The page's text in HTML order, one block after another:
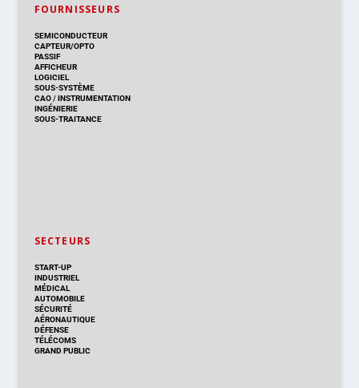
FOURNISSEURS
SEMICONDUCTEUR
CAPTEUR/OPTO
PASSIF
AFFICHEUR
LOGICIEL
SOUS-SYSTÈME
CAO/INSTRUMENTATION
INGÉNIERIE
SOUS-TRAITANCE
SECTEURS
START-UP
INDUSTRIEL
MÉDICAL
AUTOMOBILE
SÉCURITÉ
AÉRONAUTIQUE
DÉFENSE
TÉLÉCOMS
GRAND PUBLIC